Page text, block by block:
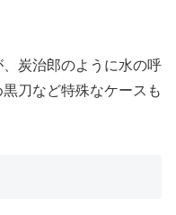
炭治郎のように水の呼
刀など特殊なケースも